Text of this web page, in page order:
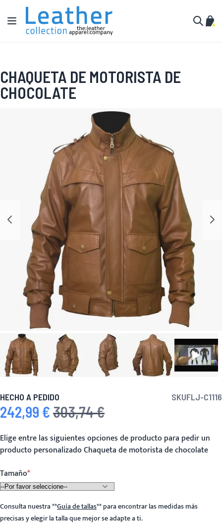
Ir al contenido
Toggle Nav
Mi
CHAQUETA DE MOTORISTA DE
CHOCOLATE
HECHO A PEDIDO SKUFLJ-C1116
Precio especial
242,99 € Precio habitual
303,74 €
Elige entre las siguientes opciones de producto para pedir un
producto personalizado Chaqueta de motorista de chocolate
Tamaño
Consulta nuestra**Guía de tallas**para encontrar las medidas más
precisas y elegir la talla que mejor se adapte a ti.